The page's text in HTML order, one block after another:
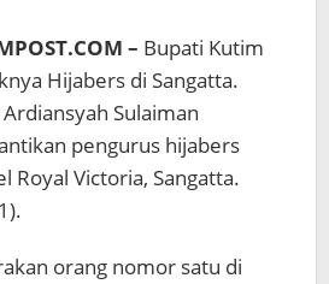
– Bupati Kutim
Hijabers di Sangatta.
Sulaiman
pengurus hijabers
Royal Victoria, Sangatta.
orang nomor satu di